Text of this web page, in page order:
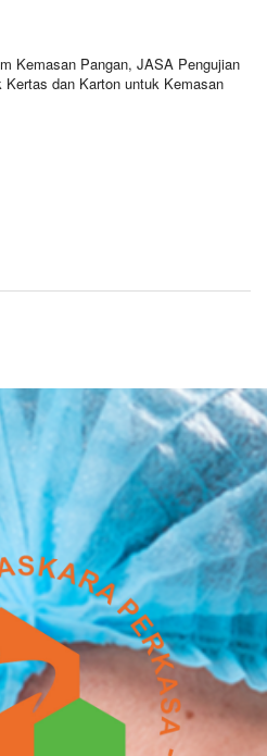
Kemasan Pangan, JASA Pengujian
Kertas dan Karton untuk Kemasan